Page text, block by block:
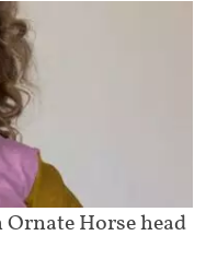
Horse head